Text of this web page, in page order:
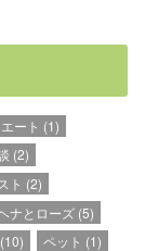
ート (1)
(2)
ト (2)
ナとローズ(5)
(10) ペット (1)